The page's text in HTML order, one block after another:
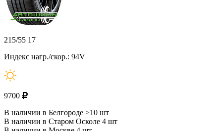
215/55 17
Индекс нагр./скор.: 94V
9700
В наличии в Белгороде >10 шт
В наличии в Старом Осколе 4 шт